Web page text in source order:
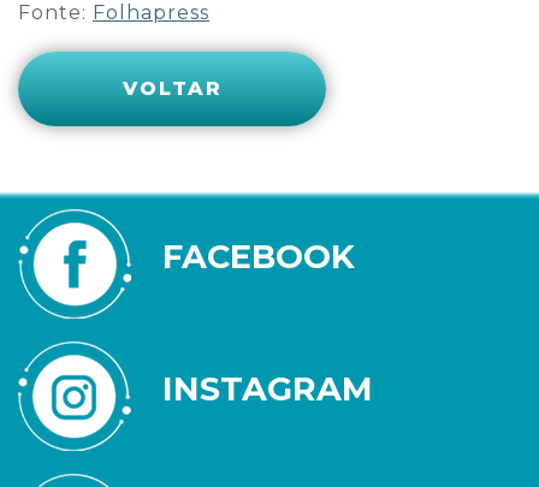
Fonte: Folhapress
VOLTAR
FACEBOOK
INSTAGRAM